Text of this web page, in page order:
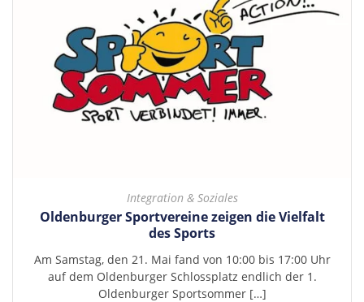
Integration & Soziales
Oldenburger Sportvereine zeigen die Vielfalt
des Sports
Am Samstag, den 21. Mai fand von 10:00 bis 17:00 Uhr
auf dem Oldenburger Schlossplatz endlich der 1.
Oldenburger Sportsommer […]